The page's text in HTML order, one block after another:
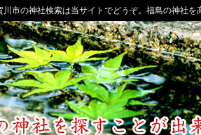
市の神社検索は当サイトでどうぞ。福島の神社を